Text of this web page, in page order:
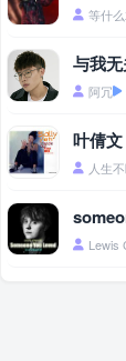
等什
与我
阿冗
叶倩
人生
Lewis